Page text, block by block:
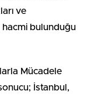
ve
hacmi bulunduğu
Mücadele
İstanbul,